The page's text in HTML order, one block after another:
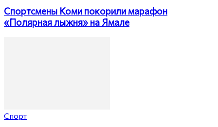
Спортсмены Коми покорили марафон
«Полярная лыжня» на Ямале
Спорт